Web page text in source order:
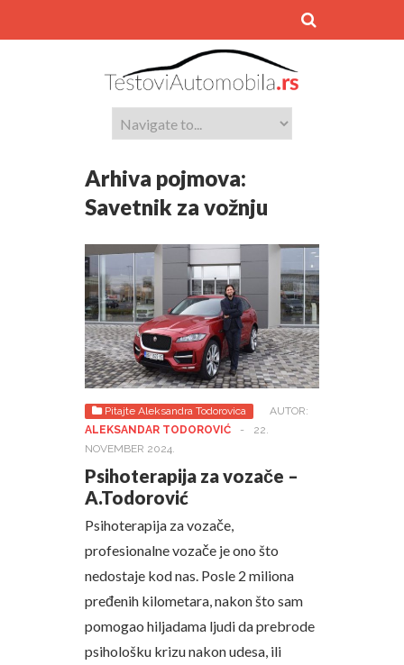
Arhiva pojmova:
Savetnik za vožnju
Pitajte Aleksandra Todorovica
AUTOR:
ALEKSANDAR TODOROVIĆ
-
22.
NOVEMBER 2024.
Psihoterapija za vozače –
A.Todorović
Psihoterapija za vozače,
profesionalne vozače je ono što
nedostaje kod nas. Posle 2 miliona
pređenih kilometara, nakon što sam
pomogao hiljadama ljudi da prebrode
psihološku krizu nakon udesa, ili